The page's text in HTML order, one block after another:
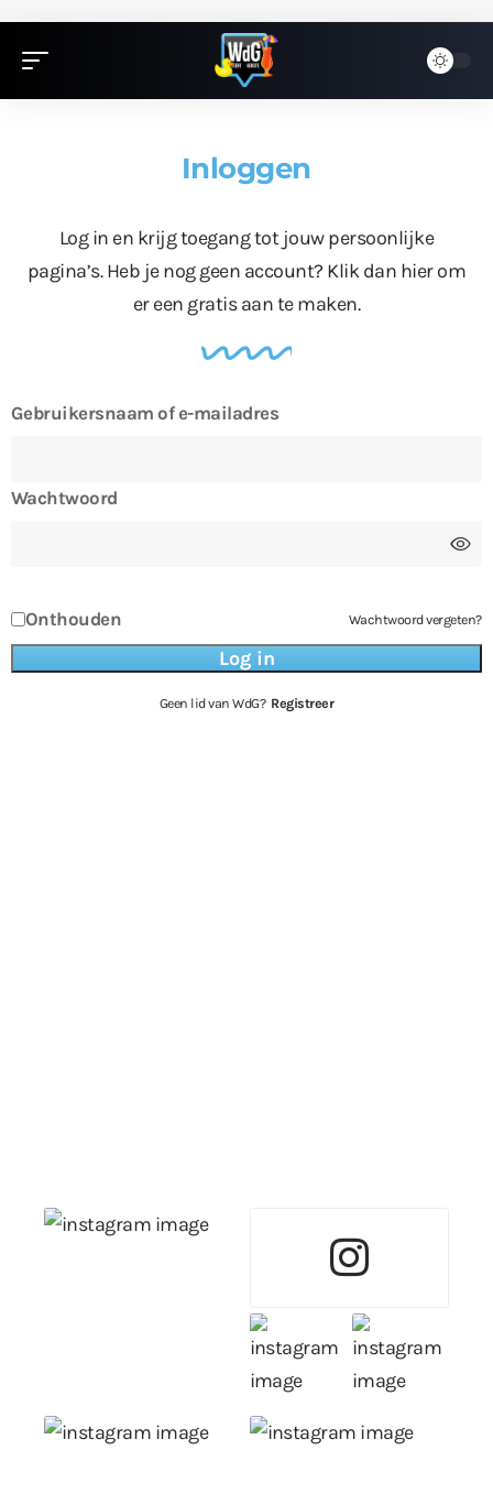
Inloggen
Log in en krijg toegang tot jouw persoonlijke
pagina’s. Heb je nog geen account? Klik dan hierom
er een gratis aan te maken.
Gebruikersnaam of e-mailadres
Wachtwoord
Onthouden Wachtwoord vergeten?
Geen lid van WdG? Registreer